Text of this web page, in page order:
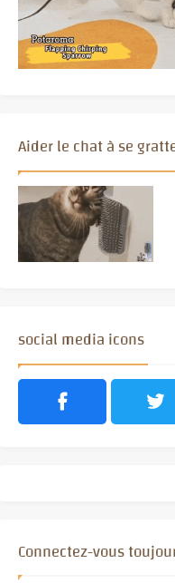
Aider le chat à se
social media icons
Connectez-vous